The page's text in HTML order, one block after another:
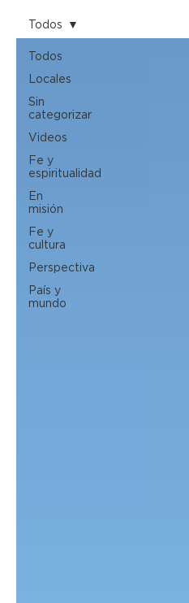
Todos
Locales
Sin
categorizar
Videos
Fe y
espiritualidad
En
misión
Fe y
cultura
Perspectiva
País y
mundo
Todos